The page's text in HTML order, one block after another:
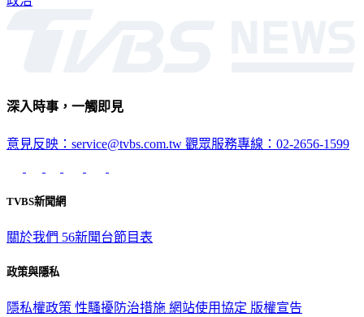
深入時事，一觸即見
意見反映：service@tvbs.com.tw 觀眾服務專線：02-2656-1599
TVBS新聞網
關於我們 56新聞台節目表
政策與隱私
隱私權政策 性騷擾防治措施 網站使用協定 版權宣告